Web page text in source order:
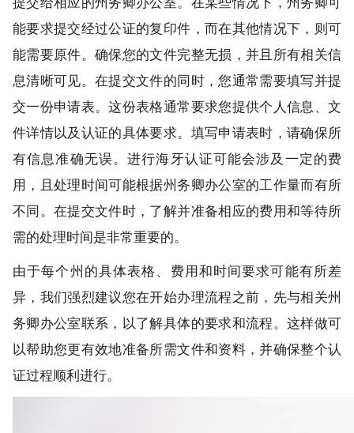
提交给相应的州务卿办公室。在某些情况下，州务卿可
能要求提交经过公证的复印件，而在其他情况下，则可
能需要原件。确保您的文件完整无损，并且所有相关信
息清晰可见。在提交文件的同时，您通常需要填写并提
交一份申请表。这份表格通常要求您提供个人信息、文
件详情以及认证的具体要求。填写申请表时，请确保所
有信息准确无误。进行海牙认证可能会涉及一定的费
用，且处理时间可能根据州务卿办公室的工作量而有所
不同。在提交文件时，了解并准备相应的费用和等待所
需的处理时间是非常重要的。
由于每个州的具体表格、费用和时间要求可能有所差
异，我们强烈建议您在开始办理流程之前，先与相关州
务卿办公室联系，以了解具体的要求和流程。这样做可
以帮助您更有效地准备所需文件和资料，并确保整个认
证过程顺利进行。